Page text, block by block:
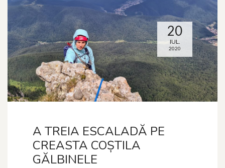
20
IUL.
2020
A TREIA ESCALADĂ PE
CREASTA COȘTILA
GĂLBINELE